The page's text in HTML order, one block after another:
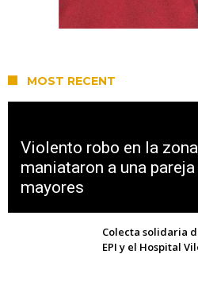
MOST RECENT
Violento robo en la
maniataron a una
mayores
Colecta solidaria
EPI y el Hospital